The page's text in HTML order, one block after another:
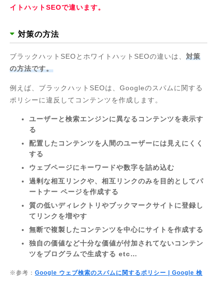
イトハットSEOで違います。
対策の方法
ブラックハットSEOとホワイトハットSEOの違いは、 対策
の方法です。
例えば、ブラックハットSEOは、Googleのスパムに関する
ポリシーに違反してコンテンツを作成します。
ユーザーと検索エンジンに異なるコンテンツを表示す
る
配置したコンテンツを人間のユーザーには見えにくく
する
ウェブページにキーワードや数字を詰め込む
過剰な相互リンクや、相互リンクのみを目的としてパ
ートナー ページを作成する
質の低いディレクトリやブックマークサイトに登録し
てリンクを増やす
無断で複製したコンテンツを中心にサイトを作成する
独自の価値など十分な価値が付加されてないコンテン
ツをプログラムで生成する etc…
※参考： Google ウェブ検索のスパムに関するポリシー | Google 検